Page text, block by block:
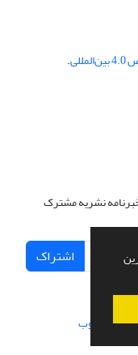
.
نشریه مشترک
اشتراک
از سیناوب